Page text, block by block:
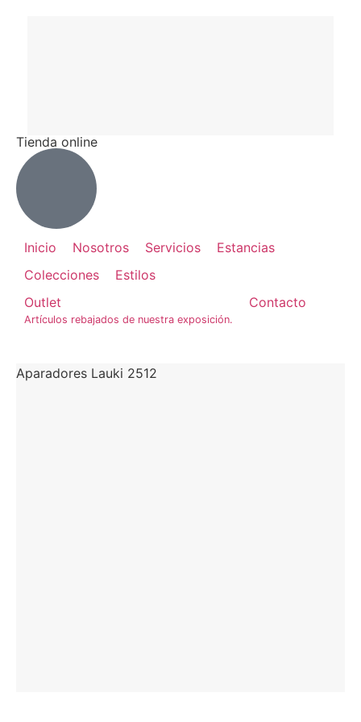
Tienda online
Inicio Nosotros Servicios
Estancias
Colecciones
Estilos
Outlet
Artículos rebajados de nuestra exposición.
Contacto
Aparadores Lauki 2512